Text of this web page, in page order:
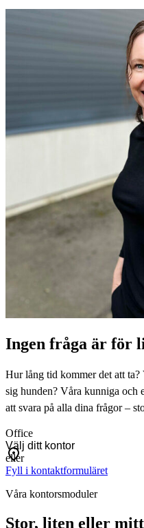
Ingen fråga är för
Hur lång tid kommer det att
sig hunden? Våra kunniga och
att svara på alla dina frågor –
Office
eller
Fyll i kontaktformuläret
Våra kontorsmoduler
Stor, liten eller